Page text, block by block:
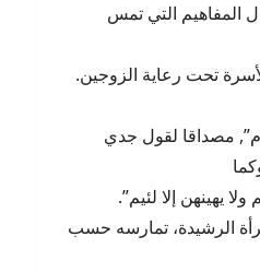
المفاهيم التي تمس
تحت رعاية الزوجين.
مصداقا لقول جدي
يهينهن إلا لئيم”.
الرشيدة، تمارسه حسب